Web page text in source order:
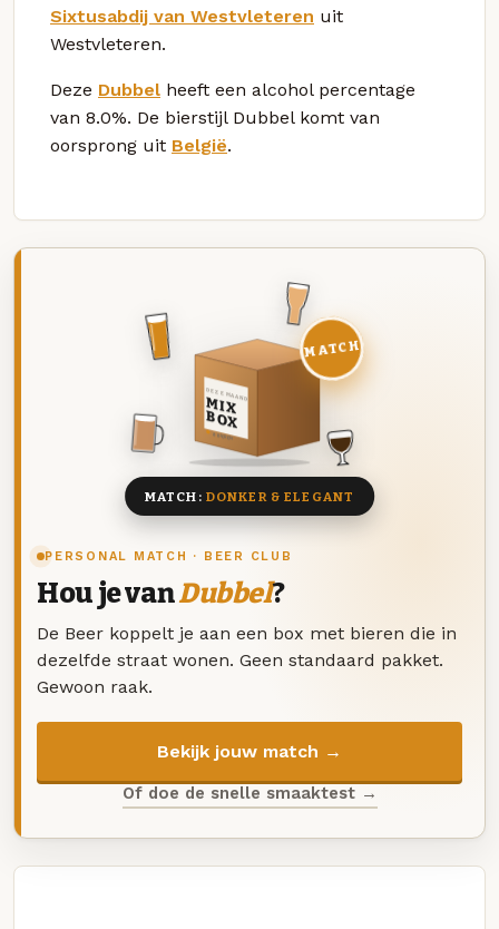
Sixtusabdij van Westvleteren uit
Westvleteren.
Deze Dubbel heeft een alcohol percentage
van 8.0%. De bierstijl Dubbel komt van
oorsprong uit België.
PERSONAL MATCH · BEER CLUB
Hou je vanDubbel?
De Beer koppelt je aan een box met bieren die in
dezelfde straat wonen. Geen standaard pakket.
Gewoon raak.
Bekijk jouw match →
Of doe de snelle smaaktest →
DEZE MAAND
MIX
BOX
8 BIEREN
MATCH
MATCH: DONKER & ELEGANT